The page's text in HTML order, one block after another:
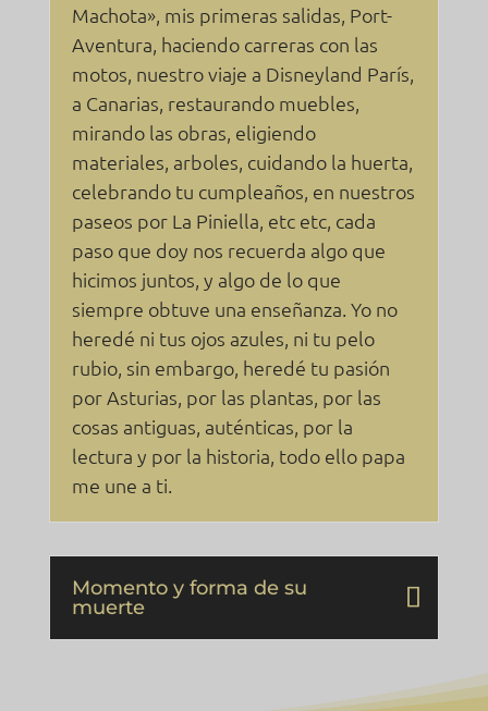
Machota», mis primeras salidas, Port-
Aventura, haciendo carreras con las
motos, nuestro viaje a Disneyland París,
a Canarias, restaurando muebles,
mirando las obras, eligiendo
materiales, arboles, cuidando la huerta,
celebrando tu cumpleaños, en nuestros
paseos por La Piniella, etc etc, cada
paso que doy nos recuerda algo que
hicimos juntos, y algo de lo que
siempre obtuve una enseñanza. Yo no
heredé ni tus ojos azules, ni tu pelo
rubio, sin embargo, heredé tu pasión
por Asturias, por las plantas, por las
cosas antiguas, auténticas, por la
lectura y por la historia, todo ello papa
me une a ti.
Momento y forma de su
muerte